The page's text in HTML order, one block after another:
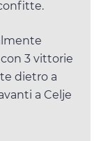
con 3 vittorie
dietro a
a Celje